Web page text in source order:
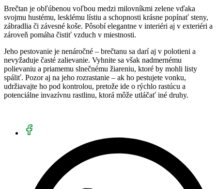
Brečtan je obľúbenou voľbou medzi milovníkmi zelene vďaka
svojmu hustému, lesklému lístiu a schopnosti krásne popínať steny,
zábradlia či závesné koše. Pôsobí elegantne v interiéri aj v exteriéri a
zároveň pomáha čistiť vzduch v miestnosti.
Jeho pestovanie je nenáročné – brečtanu sa darí aj v polotieni a
nevyžaduje časté zalievanie. Vyhnite sa však nadmernému
polievaniu a priamemu slnečnému žiareniu, ktoré by mohli listy
spáliť. Pozor aj na jeho rozrastanie – ak ho pestujete vonku,
udržiavajte ho pod kontrolou, pretože ide o rýchlo rastúcu a
potenciálne invazívnu rastlinu, ktorá môže utláčať iné druhy.